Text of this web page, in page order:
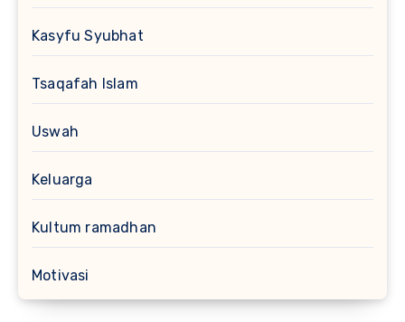
Kasyfu Syubhat
Tsaqafah Islam
Uswah
Keluarga
Kultum ramadhan
Motivasi